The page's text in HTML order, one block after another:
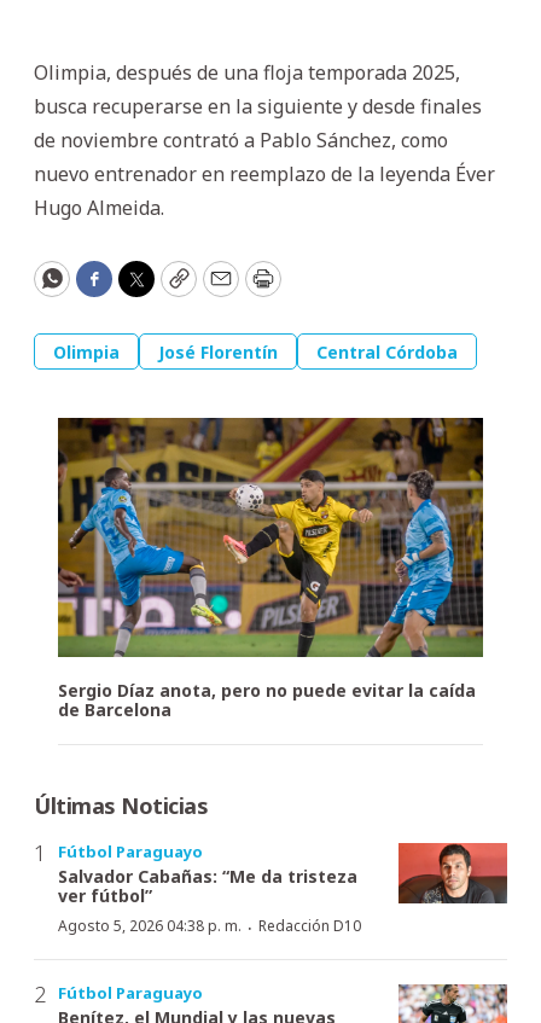
Olimpia, después de una floja temporada 2025,
busca recuperarse en la siguiente y desde finales
de noviembre contrató a Pablo Sánchez, como
nuevo entrenador en reemplazo de la leyenda Éver
Hugo Almeida.
WhatsApp
Facebook
Twitter
CopyEmailPrint
Olimpia José Florentín Central Córdoba
Sergio Díaz anota, pero no puede evitar la caída
de Barcelona
Últimas Noticias
Fútbol Paraguayo
Salvador Cabañas: “Me da tristeza
ver fútbol”
Agosto 5, 2026 04:38 p. m. · Redacción D10
Fútbol Paraguayo
Benítez, el Mundial y las nuevas